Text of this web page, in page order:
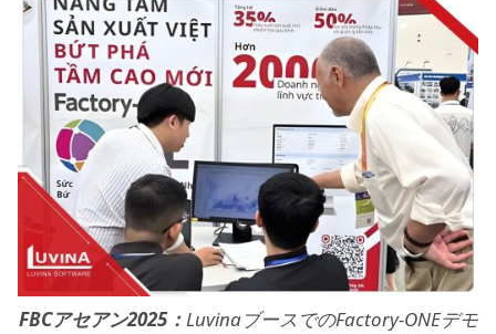
FBCアセアン2025：LuvinaブースでのFactory-ONEデモ